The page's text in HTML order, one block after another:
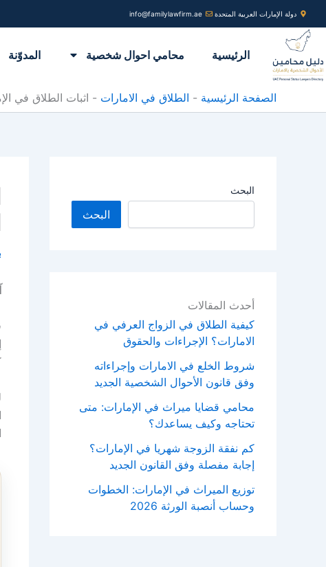
تخطي
إلى
المحتوى
دولة الإمارات العربية المتحدة info@familylawfirm.ae
الرئيسية محامي احوال شخصية المدوّنة
الصفحة الرئيسية - الطلاق في الامارات - اثبات الطلاق في
البحث
البحث
أحدث المقالات
كيفية الطلاق في الزواج العرفي في
الامارات؟ الإجراءات والحقوق
شروط الخلع في الامارات وإجراءاته
وفق قانون الأحوال الشخصية الجديد
محامي قضايا ميراث في الإمارات: متى
تحتاجه وكيف يساعدك؟
كم نفقة الزوجة شهريا في الإمارات؟
إجابة مفصلة وفق القانون الجديد
توزيع الميراث في الإمارات: الخطوات
وحساب أنصبة الورثة 2026